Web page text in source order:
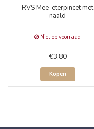
RVS Mee-eterpincet met
naald
Niet op voorraad
€3,80
Kopen